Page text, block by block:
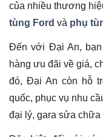
của nhiều thương
tùng Ford và phụ
Đến với Đại An,
hàng ưu đãi về giá,
đó, Đại An còn hỗ
quốc, phục vụ nhu
đại lý, gara sửa